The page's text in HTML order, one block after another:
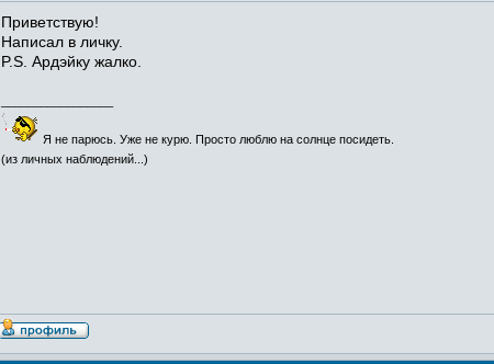
Приветствую!
Написал в личку.
P.S. Ардэйку жалко.
Я не парюсь. Уже не курю. Просто люблю на солнце посидеть.
(из личных наблюдений...)